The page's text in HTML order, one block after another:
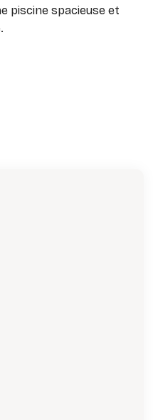
piscine spacieuse et